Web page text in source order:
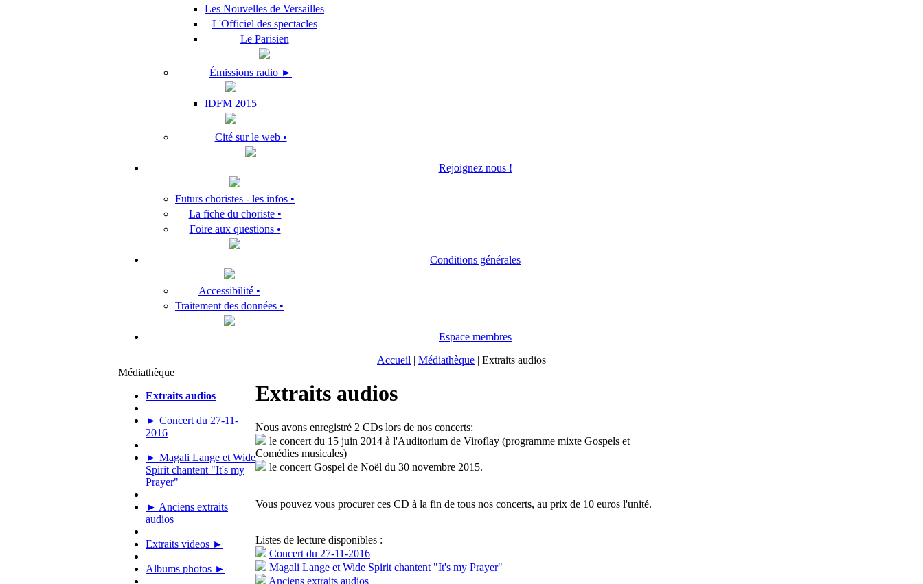
Les Nouvelles de Versailles
L'Officiel des spectacles
Le Parisien
Émissions radio ►
IDFM 2015
Cité sur le web •
Rejoignez nous !
Futurs choristes - les infos •
La fiche du choriste •
Foire aux questions •
Conditions générales
Accessibilité •
Traitement des données •
Espace membres
Accueil | Médiathèque | Extraits audios
Médiathèque
Extraits audios
► Concert du 27-11-
2016
► Magali Lange et Wide
Spirit chantent "It's my
Prayer"
► Anciens extraits
audios
Extraits videos ►
Albums photos ►
Extraits audios
Nous avons enregistré 2 CDs lors de nos concerts:
le concert du 15 juin 2014 à l'Auditorium de Viroflay (programme mixte Gospels et
Comédies musicales)
le concert Gospel de Noël du 30 novembre 2015.
Vous pouvez vous procurer ces CD à la fin de tous nos concerts, au prix de 10 euros l'unité.
Listes de lecture disponibles :
Concert du 27-11-2016
Magali Lange et Wide Spirit chantent "It's my Prayer"
Anciens extraits audios